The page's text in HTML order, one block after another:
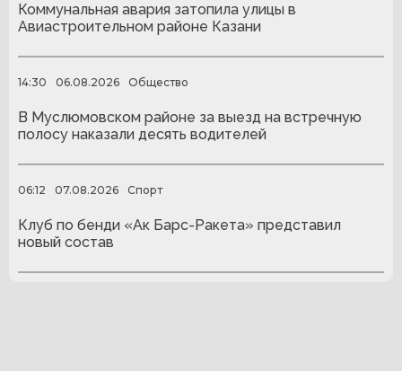
Коммунальная авария затопила улицы в
Авиастроительном районе Казани
14:30 06.08.2026 Общество
В Муслюмовском районе за выезд на встречную
полосу наказали десять водителей
06:12 07.08.2026 Спорт
Клуб по бенди «Ак Барс-Ракета» представил
новый состав